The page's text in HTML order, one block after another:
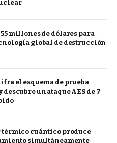
millones de dólares para
global de destrucción
el esquema de prueba
un ataque AES de 7
térmico cuántico produce
simultáneamente